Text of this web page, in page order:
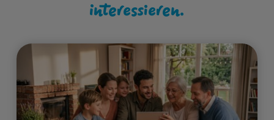
interessieren.